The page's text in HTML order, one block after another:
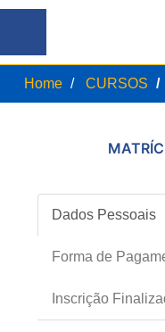
Home CURSOS
Dados Pessoais
Forma de
Inscrição